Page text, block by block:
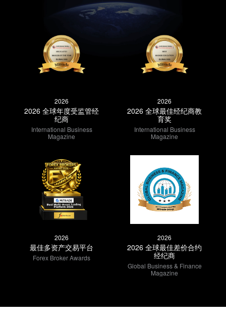
2026
2026 全球年度受监管经
纪商
International Business
Magazine
2026
2026 全球最佳经纪商教
育奖
International Business
Magazine
2026
最佳多资产交易平台
Forex Broker Awards
2026
2026 全球最佳差价合约
经纪商
Global Business & Finance
Magazine